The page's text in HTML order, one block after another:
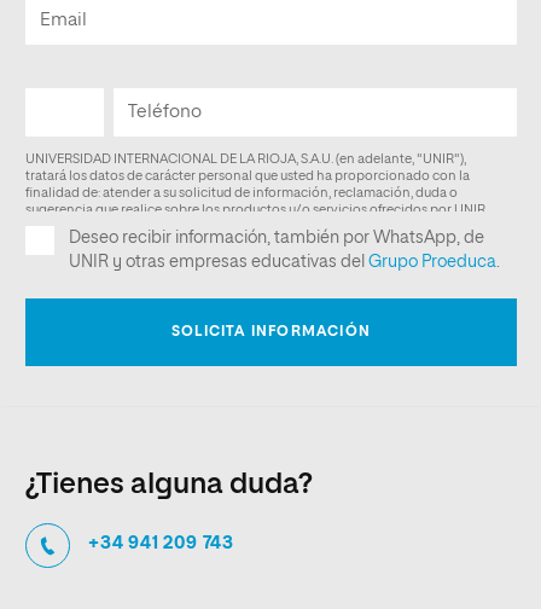
¿Tienes alguna duda?
+34 941 209 743